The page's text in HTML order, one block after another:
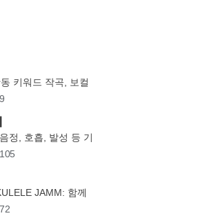
[가입 대상] 성인 ~ 88년생 누구나 1. 활동 키워드 작곡, 보컬
9
‼️ 재밌고 즐겁게, 기초부터 탄탄하게 ‼️ 음정, 호흡, 발성 등 기
105
우리 동네 우쿨렐레 칭구들🏝️ UKE: UKULELE JAMM: 함께
72